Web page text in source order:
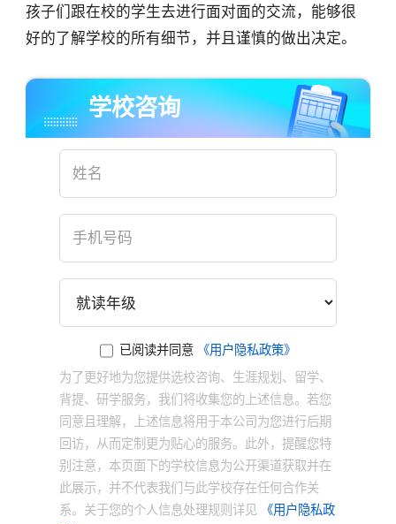
孩子们跟在校的学生去进行面对面的交流，能够很
好的了解学校的所有细节，并且谨慎的做出决定。
学校咨询
已阅读并同意
《用户隐私政策》
为了更好地为您提供选校咨询、生涯规划、留学、
背提、研学服务，我们将收集您的上述信息。若您
同意且理解，上述信息将用于本公司为您进行后期
回访，从而定制更为贴心的服务。此外，提醒您特
别注意，本页面下的学校信息为公开渠道获取并在
此展示，并不代表我们与此学校存在任何合作关
系。关于您的个人信息处理规则详见
《用户隐私政